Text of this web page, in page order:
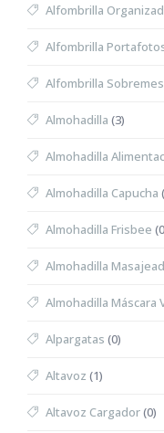
Alfombrilla
Alfombrilla
Alfombrilla
Almohadilla (3)
Almohadilla
Almohadilla Capucha
Almohadilla Frisbee
Almohadilla
Almohadilla Máscara
Alpargatas (0)
Altavoz (1)
Altavoz Cargador(0)